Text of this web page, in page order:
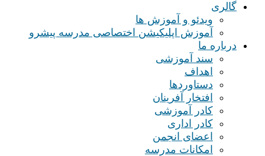
گالری
ویدئو و آموزش ها
آموزش اپلیکیشن اختصاصی مدرسه پیشرو
درباره ما
سند آموزشی
اهداف
دستاوردها
افتخار آفرینان
کادر آموزشی
کادر اداری
اعضای انجمن
امکانات مدرسه